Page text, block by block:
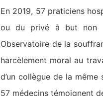
En 2019, 57 praticiens
ou du privé à but non
Observatoire de la
harcèlement moral au
d’un collègue de la
57 médecins témoignent